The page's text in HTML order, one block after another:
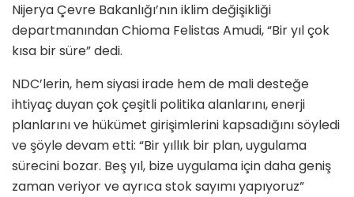
Nijerya Çevre Bakanlığı’nın iklim değişikliği
departmanından Chioma Felistas Amudi, “Bir yıl çok
kısa bir süre” dedi.
NDC’lerin, hem siyasi irade hem de mali desteğe
ihtiyaç duyan çok çeşitli politika alanlarını, enerji
planlarını ve hükümet girişimlerini kapsadığını söyledi
ve şöyle devam etti: “Bir yıllık bir plan, uygulama
sürecini bozar. Beş yıl, bize uygulama için daha geniş
zaman veriyor ve ayrıca stok sayımı yapıyoruz”